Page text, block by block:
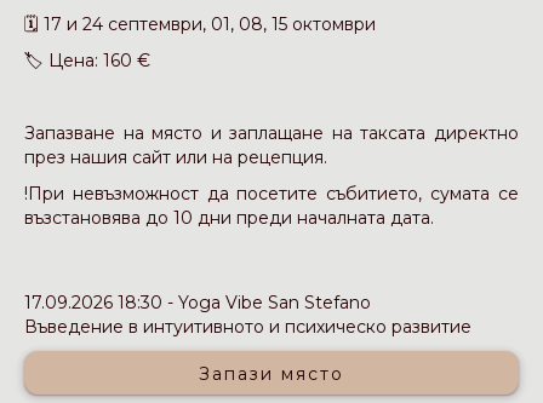
🗓️ 17 и 24 септември, 01, 08, 15 октомври
🏷️ Цена: 160 €
Запазване на място и заплащане на таксата директно
през нашия сайт или на рецепция.
!При невъзможност да посетите събитието, сумата се
възстановява до 10 дни преди началната дата.
17.09.2026 18:30 - Yoga Vibe San Stefano
Въведение в интуитивното и психическо развитие
Запази място